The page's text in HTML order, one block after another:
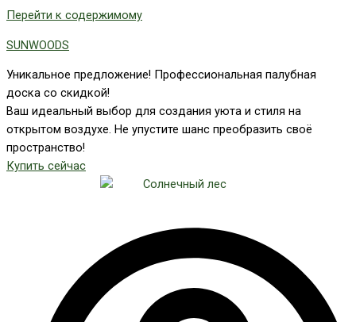
Перейти к содержимому
SUNWOODS
Уникальное предложение! Профессиональная палубная
доска со скидкой!
Ваш идеальный выбор для создания уюта и стиля на
открытом воздухе. Не упустите шанс преобразить своё
пространство!
Купить сейчас